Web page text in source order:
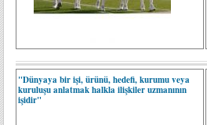
"Dünyaya bir işi, ürünü, hedefi, kurumu veya
kuruluşu anlatmak halkla ilişkiler uzmanının
işidir"